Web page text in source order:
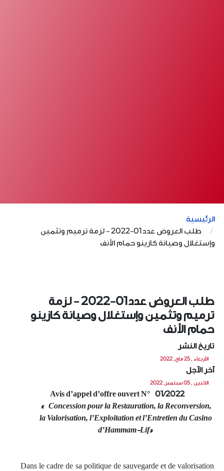
الرئيسية
طلب العروض عدد01-2022 - لزمة ترميم وتثمين
وإستغلال وصيانة كازينو حمام الأنف
طلب العروض عدد01-2022 - لزمة
ترميم وتثمين وإستغلال وصيانة كازينو
حمام الأنف
تاريخ النشر
الأربعاء , 25 ماي, 2022
آخر الآجل
الاثنين , 05 سبتمبر, 2022
Avis d’appel d’offre ouvert N° 01/2022
« Concession pour la Restauration, la Reconversion,
la Valorisation, l’Exploitation et l’Entretien du Casino
d’Hammam-Lif»
Dans le cadre de sa politique de sauvegarde et de valorisation